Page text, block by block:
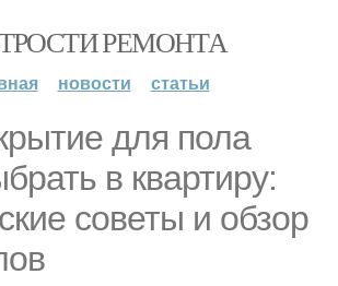
РЕМОНТА
новости статьи
для пола
в квартиру:
советы и обзор